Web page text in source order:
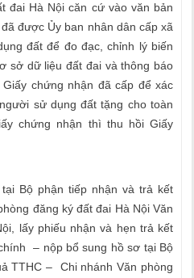
đai Hà Nội căn cứ vào văn bản
được Ủy ban nhân dân cấp xã
đất để đo đạc, chỉnh lý biến
sở dữ liệu đất đai và thông báo
chứng nhận đã cấp để xác
sử dụng đất tặng cho toàn
chứng nhận thì thu hồi Giấy
Bộ phận tiếp nhận và trả kết
đăng ký đất đai Hà Nội Văn
lấy phiếu nhận và hẹn trả kết
– nộp bổ sung hồ sơ tại Bộ
TTHC – Chi nhánh Văn phòng